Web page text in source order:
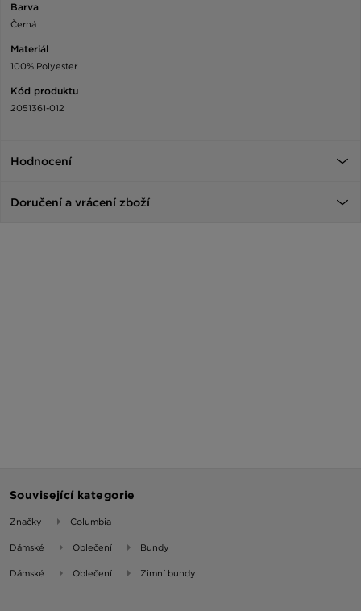
Barva
Černá
Materiál
100% Polyester
Kód produktu
2051361-012
Hodnocení
Doručení a vrácení zboží
Související kategorie
Značky Columbia
Dámské Oblečení Bundy
Dámské Oblečení Zimní bundy